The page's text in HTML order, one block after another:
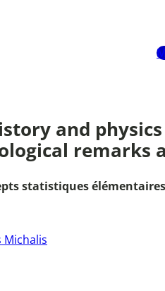
and
remarks
statistiques
Michalis